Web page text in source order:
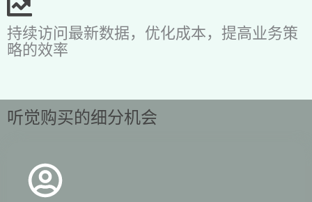
持续访问最新数据，优化成本，提高业务策
略的效率
听觉购买的细分机会